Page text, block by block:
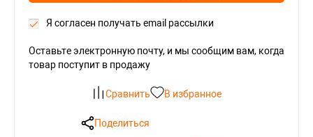
Я согласен получать email рассылки
Оставьте электронную почту, и мы сообщим вам, когда
товар поступит в продажу
Сравнить В избранное
Поделиться